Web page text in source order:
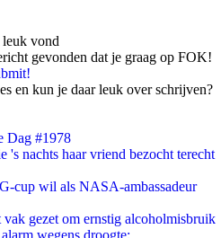
leuk vond
gevonden dat je graag op FOK!
en kun je daar leuk over schrijven?
Dag #1978
's nachts haar vriend bezocht terecht
cup wil als NASA-ambassadeur
gezet om ernstig alcoholmisbruik
wegens droogte: